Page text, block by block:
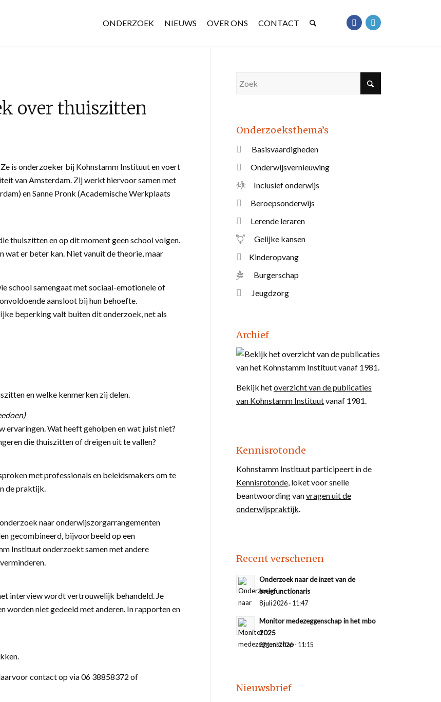
ONDERZOEK NIEUWS OVER ONS CONTACT
over thuiszitten
. Ze is onderzoeker bij Kohnstamm Instituut en voert
van Amsterdam. Zij werkt hiervoor samen met
en Sanne Pronk (Academische Werkplaats
thuiszitten en op dit moment geen school volgen.
wat er beter kan. Niet vanuit de theorie, maar
school samengaat met sociaal-emotionele of
aansloot bij hun behoefte.
beperking valt buiten dit onderzoek, net als
en welke kenmerken zij delen.
Wat heeft geholpen en wat juist niet?
die thuiszitten of dreigen uit te vallen?
met professionals en beleidsmakers om te
de praktijk.
naar onderwijszorgarrangementen
gecombineerd, bijvoorbeeld op een
Instituut onderzoekt samen met andere
interview wordt vertrouwelijk behandeld. Je
worden niet gedeeld met anderen. In rapporten en
contact op via 06 38858372 of
Onderzoeksthema’s
Basisvaardigheden
Onderwijsvernieuwing
Inclusief onderwijs
Beroepsonderwijs
Lerende leraren
Gelijke kansen
Kinderopvang
Burgerschap
Jeugdzorg
Archief
Bekijk hetoverzicht van de publicaties
van Kohnstamm Instituutvanaf 1981.
Kennisrotonde
Kohnstamm Instituut participeert in de
Kennisrotonde, loket voor snelle
beantwoording vanvragen uit de
onderwijspraktijk.
Recent verschenen
Onderzoek naar de inzet van de
brugfunctionaris
8 juli 2026 - 11:47
Monitor medezeggenschap in het mbo
2025
22 juni 2026 - 11:15
Nieuwsbrief